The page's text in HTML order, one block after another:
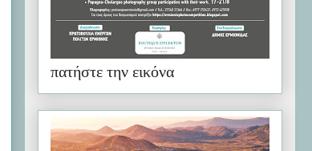
πατήστε την εικόνα